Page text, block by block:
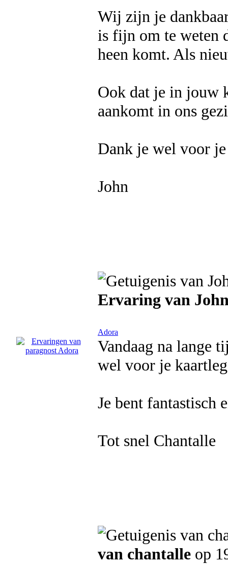
Wij zijn je
is fijn om te weten
heen komt. Als
Ook dat je in jouw
aankomt in ons
Dank je wel voor
John
Ervaring van
Adora
Vandaag na lange
wel voor je
Je bent fantastisch
Tot snel Chantalle
van chantalle op